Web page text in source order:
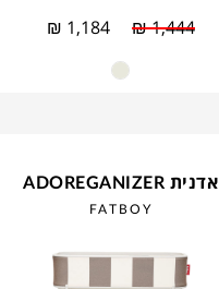
₪1,444
₪ 1,184
אדנית ADOREGANIZER
FATBOY